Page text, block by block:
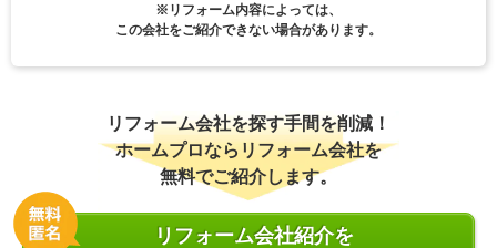
※リフォーム内容によっては、
この会社をご紹介できない場合があります。
リフォーム会社を探す手間を削減！
ホームプロならリフォーム会社を
無料でご紹介します。
リフォーム会社紹介を